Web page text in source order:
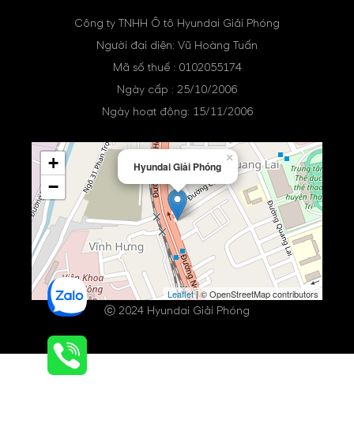
Công ty TNHH Ô tô Hyundai Giải Phóng
Người đại diện: Vũ Hoàng Tuấn
Mã số thuế : 0102055174
Ngày cấp : 25/10/2006
Ngày hoạt động: 15/11/2006
Hyundai Giải Phóng
×
+
−
Leaflet| © OpenStreetMap contributors
ⓒ 2024 Hyundai Giải Phóng